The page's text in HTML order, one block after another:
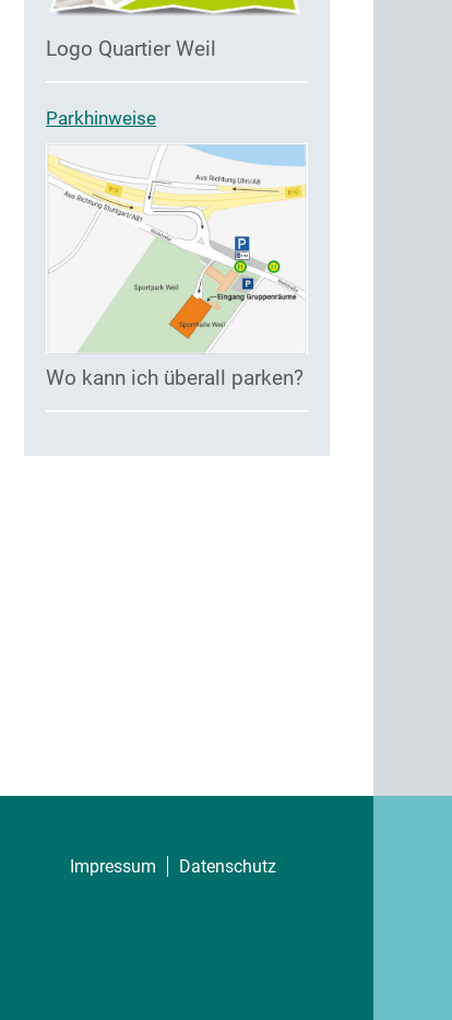
Logo Quartier Weil
Parkhinweise
Wo kann ich überall parken?
Impressum Datenschutz